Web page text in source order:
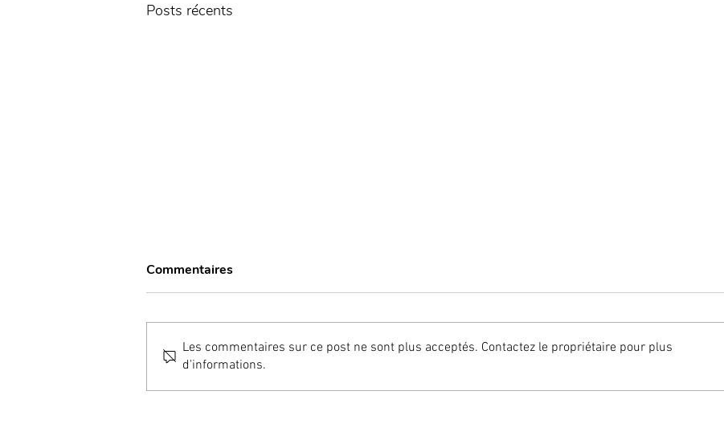
Posts récents
“Bone Smashing” ; une
Des pharmaciens autorisés
Une
Commentaires
Les commentaires sur ce post ne sont plus acceptés. Contactez le propriétaire pour plus
d'informations.